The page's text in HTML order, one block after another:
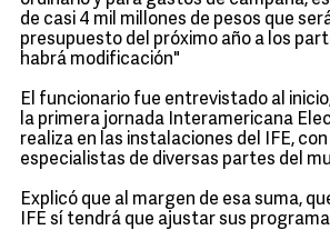
de casi 4 mil millones de pesos que
presupuesto del próximo año a los
habrá modificación"
El funcionario fue entrevistado al
la primera jornada Interamericana
realiza en las instalaciones del IFE,
especialistas de diversas partes del
Explicó que al margen de esa suma,
IFE sí tendrá que ajustar sus